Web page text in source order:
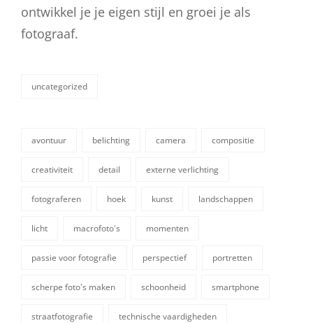
ontwikkel je je eigen stijl en groei je als
fotograaf.
categorieën
uncategorized
avontuur belichting camera compositie
creativiteit detail externe verlichting
fotograferen hoek kunst landschappen
licht macrofoto's momenten
passie voor fotografie perspectief portretten
scherpe foto's maken schoonheid smartphone
straatfotografie technische vaardigheden